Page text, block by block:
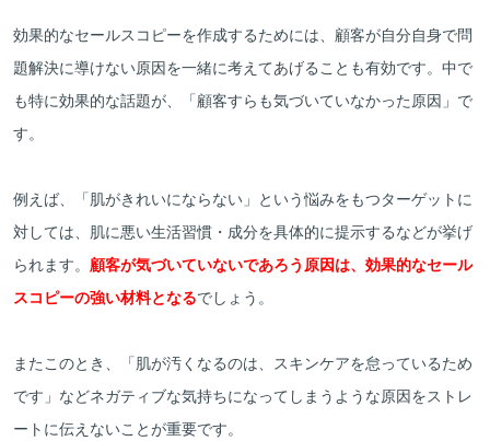
効果的なセールスコピーを作成するためには、顧客が自分自身で問
題解決に導けない原因を一緒に考えてあげることも有効です。中で
も特に効果的な話題が、「顧客すらも気づいていなかった原因」で
す。
例えば、「肌がきれいにならない」という悩みをもつターゲットに
対しては、肌に悪い生活習慣・成分を具体的に提示するなどが挙げ
られます。 顧客が気づいていないであろう原因は、効果的なセール
スコピーの強い材料となるでしょう。
またこのとき、「肌が汚くなるのは、スキンケアを怠っているため
です」などネガティブな気持ちになってしまうような原因をストレ
ートに伝えないことが重要です。